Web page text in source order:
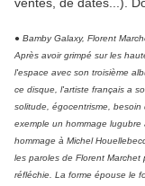
● Bamby Galaxy, Florent
Après avoir grimpé sur les
l'espace avec son troisième
ce disque, l'artiste français a
solitude, égocentrisme,
exemple un hommage
hommage à Michel
les paroles de Florent
réfléchie. La forme épouse le